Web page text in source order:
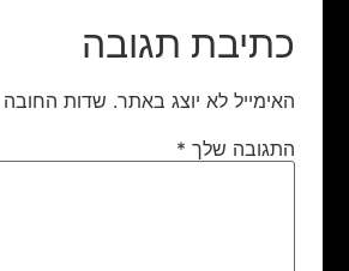
כתיבת תגובה
האימייל לא יוצג באתר. שדות החובה
התגובה שלך *